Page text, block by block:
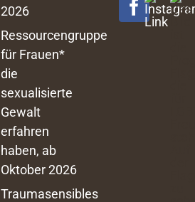
2026
Ressourcengruppe
für Frauen*
die
sexualisierte
Gewalt
erfahren
haben, ab
Oktober 2026
Traumasensibles